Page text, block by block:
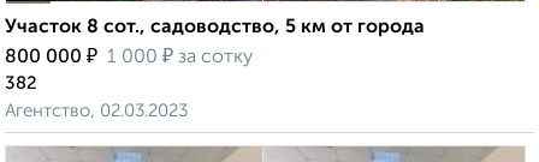
Участок 8 сот., садоводство, 5 км от города
800 000 ₽ 1 000 ₽ за сотку
382
Агентство, 02.03.2023